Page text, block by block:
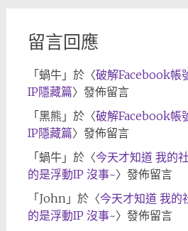
留言回應
「蝸牛」於〈破解Facebook帳
IP隱藏篇〉發佈留言
「黑熊 」於〈破解Facebook帳
IP隱藏篇〉發佈留言
「蝸牛」於〈今天才知道 我的
的是浮動IP 沒事~〉發佈留言
「John 」於〈今天才知道 我的
的是浮動IP 沒事~〉發佈留言